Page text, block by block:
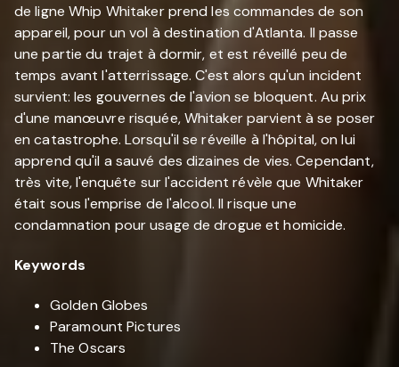
de ligne Whip Whitaker prend les commandes de son
appareil, pour un vol à destination d'Atlanta. Il passe
une partie du trajet à dormir, et est réveillé peu de
temps avant l'atterrissage. C'est alors qu'un incident
survient: les gouvernes de l'avion se bloquent. Au prix
d'une manœuvre risquée, Whitaker parvient à se poser
en catastrophe. Lorsqu'il se réveille à l'hôpital, on lui
apprend qu'il a sauvé des dizaines de vies. Cependant,
très vite, l'enquête sur l'accident révèle que Whitaker
était sous l'emprise de l'alcool. Il risque une
condamnation pour usage de drogue et homicide.
Keywords
Golden Globes
Paramount Pictures
The Oscars